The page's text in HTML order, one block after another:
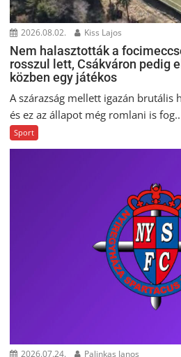
2026.08.02. Kiss Lajos
Nem halasztották a
rosszul lett, Csákváron pedig
közben egy játékos
A szárazság mellett igazán brutális
és ez az állapot még romlani is
Sport
2026.07.24. Palinkas Janos